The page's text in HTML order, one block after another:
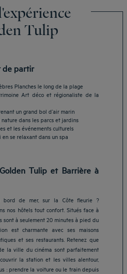
Tulip
de partir
Planches le long de la plage
Art déco et régionaliste de la
un grand bol d’air marin
nature dans les parcs et jardins
et les événements culturels
en se relaxant dans un spa
Tulip et Barrière à
bord de mer, sur la Côte fleurie ?
nos hôtels tout confort. Situés face à
sont à seulement 20 minutes à pied du
est charmante avec ses maisons
et ses restaurants. Retenez que
la ville du cinéma sont parfaitement
la station et les villes alentour,
: prendre la voiture ou le train depuis